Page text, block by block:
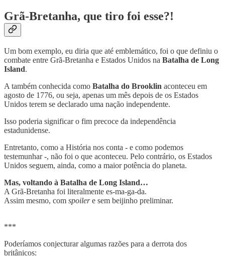
Grã-Bretanha, que tiro foi esse?!
Um bom exemplo, eu diria que até emblemático, foi o que definiu o
combate entre Grã-Bretanha e Estados Unidos na Batalha de Long
Island.
A também conhecida como Batalha do Brooklin aconteceu em
agosto de 1776, ou seja, apenas um mês depois de os Estados
Unidos terem se declarado uma nação independente.
Isso poderia significar o fim precoce da independência
estadunidense.
Entretanto, como a História nos conta - e como podemos
testemunhar -, não foi o que aconteceu. Pelo contrário, os Estados
Unidos seguem, ainda, como a maior potência do planeta.
Mas, voltando à Batalha de Long Island…
A Grã-Bretanha foi literalmente es-ma-ga-da.
Assim mesmo, com spoilere sem beijinho preliminar.
***
Poderíamos conjecturar algumas razões para a derrota dos
britânicos: